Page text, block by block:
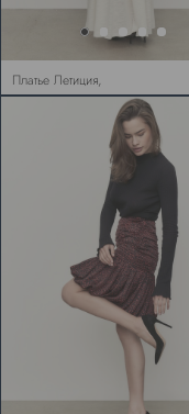
Платье Летиция,
молочное